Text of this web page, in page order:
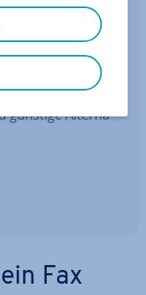
für mehr
– sicher mit
günstige Al­ter­na­
Fax